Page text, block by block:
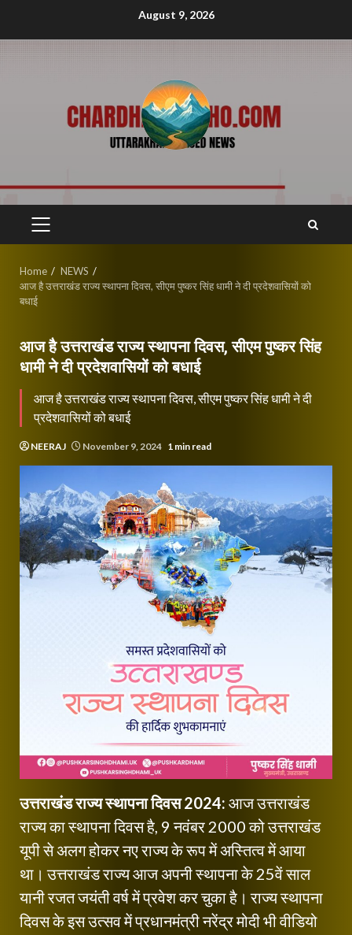
August 9, 2026
PRIMARY
Home
NEWS
आज है उत्तराखंड राज्य स्थापना दिवस, सीएम पुष्कर सिंह धामी ने दी प्रदेशवासियों को
बधाई
आज है उत्तराखंड राज्य स्थापना दिवस, सीएम पुष्कर सिंह
धामी ने दी प्रदेशवासियों को बधाई
आज है उत्तराखंड राज्य स्थापना दिवस, सीएम पुष्कर सिंह धामी ने दी
प्रदेशवासियों को बधाई
NEERAJ November 9, 2024 1 min read
उत्तराखंड राज्य स्थापना दिवस 2024: आज उत्तराखंड
राज्य का स्थापना दिवस है, 9 नवंबर 2000 को उत्तराखंड
यूपी से अलग होकर नए राज्य के रूप में अस्तित्व में आया
था। उत्तराखंड राज्य आज अपनी स्थापना के 25वें साल
यानी रजत जयंती वर्ष में प्रवेश कर चुका है। राज्य स्थापना
दिवस के इस उत्सव में प्रधानमंत्री नरेंद्र मोदी भी वीडियो